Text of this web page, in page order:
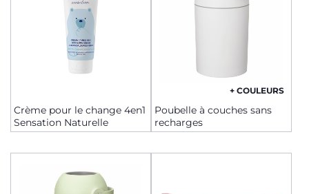
Crème pour le change 4en1
Sensation Naturelle
+ COULEURS
Poubelle à couches sans
recharges